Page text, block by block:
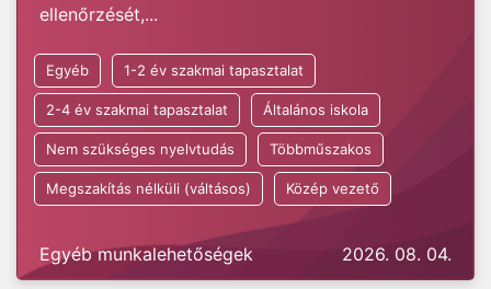
ellenőrzését,...
Egyéb 1-2 év szakmai tapasztalat
2-4 év szakmai tapasztalat Általános iskola
Nem szükséges nyelvtudás Többműszakos
Megszakítás nélküli (váltásos) Közép vezető
Egyéb munkalehetőségek 2026. 08. 04.